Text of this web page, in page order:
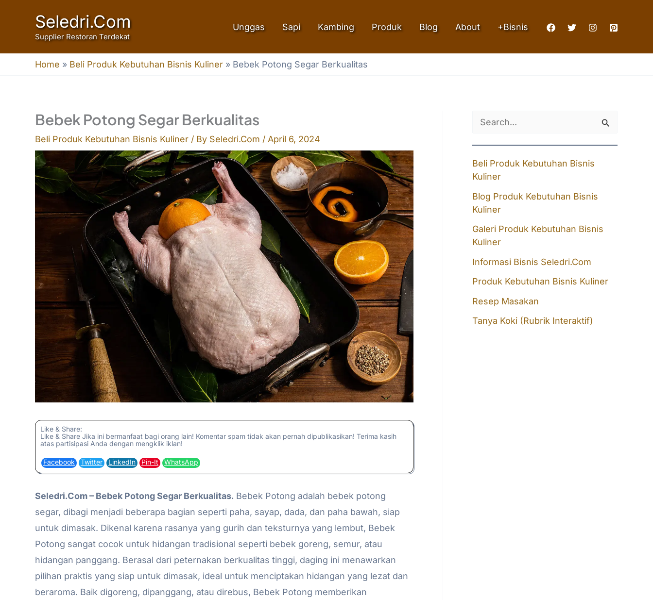
Seledri.Com
Supplier Restoran Terdekat
Unggas Sapi Kambing Produk Blog About +Bisnis
Home » Beli Produk Kebutuhan Bisnis Kuliner » Bebek Potong Segar Berkualitas
Bebek Potong Segar Berkualitas
Beli Produk Kebutuhan Bisnis Kuliner / By Seledri.Com / April 6, 2024
Like & Share:
Like & Share Jika ini bermanfaat bagi orang lain! Komentar spam tidak akan pernah dipublikasikan! Terima kasih
atas partisipasi Anda dengan mengklik iklan!
Facebook Twitter LinkedIn Pin-It WhatsApp
Seledri.Com – Bebek Potong Segar Berkualitas. Bebek Potong adalah bebek potong
segar, dibagi menjadi beberapa bagian seperti paha, sayap, dada, dan paha bawah, siap
untuk dimasak. Dikenal karena rasanya yang gurih dan teksturnya yang lembut, Bebek
Potong sangat cocok untuk hidangan tradisional seperti bebek goreng, semur, atau
hidangan panggang. Berasal dari peternakan berkualitas tinggi, daging ini menawarkan
pilihan praktis yang siap untuk dimasak, ideal untuk menciptakan hidangan yang lezat dan
beraroma. Baik digoreng, dipanggang, atau direbus, Bebek Potong memberikan
r
h
f
o
r
:
Beli Produk Kebutuhan Bisnis
Kuliner
Blog Produk Kebutuhan Bisnis
Kuliner
Galeri Produk Kebutuhan Bisnis
Kuliner
Informasi Bisnis Seledri.Com
Produk Kebutuhan Bisnis Kuliner
Resep Masakan
Tanya Koki (Rubrik Interaktif)